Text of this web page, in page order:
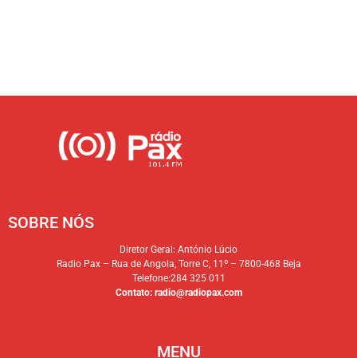
SOBRE NÓS
Diretor Geral: António Lúcio
Radio Pax – Rua de Angola, Torre C, 11º – 7800-468 Beja
Telefone:284 325 011
Contato: radio@radiopax.com
MENU